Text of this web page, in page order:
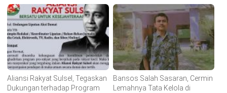
Aliansi Rakyat Sulsel, Tegaskan
Dukungan terhadap Program
Bansos Salah Sasaran, Cermin
Lemahnya Tata Kelola di